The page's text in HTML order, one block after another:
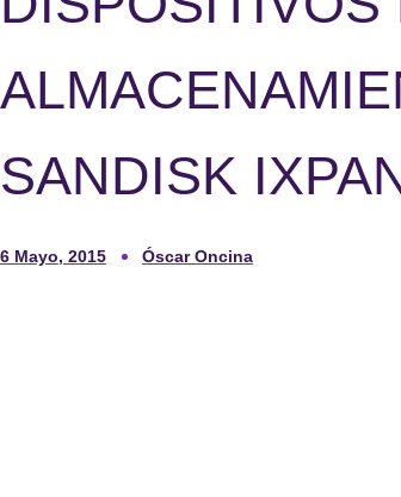
SANDISK
6 Mayo, 2015 Óscar Oncina